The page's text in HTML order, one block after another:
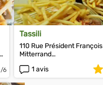
Tassili
110 Rue Président François
Mitterrand
1 avis